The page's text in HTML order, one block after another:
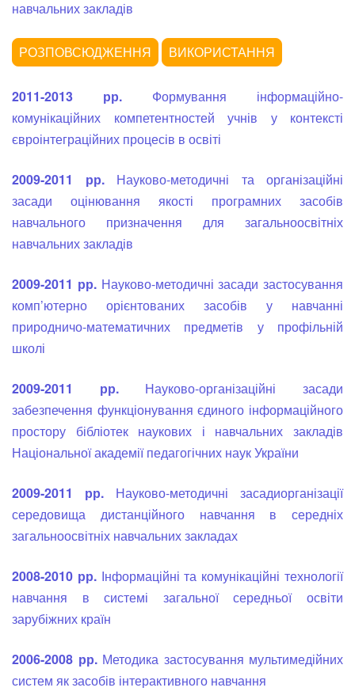
навчальних закладів
2011-2013 рр. Формування інформаційно-
комунікаційних компетентностей учнів у контексті
євроінтеграційних процесів в освіті
2009-2011 рр. Науково-методичні та організаційні
засади оцінювання якості програмних засобів
навчального призначення для загальноосвітніх
навчальних закладів
2009-2011 рр.Науково-методичні засади застосування
комп’ютерно орієнтованих засобів у навчанні
природничо-математичних предметів у профільній
школі
2009-2011 рр.Науково-організаційні засади
забезпечення функціонування єдиного інформаційного
простору бібліотек наукових і навчальних закладів
Національної академії педагогічних наук України
2009-2011 рр. Науково-методичні засадиорганізації
середовища дистанційного навчання в середніх
загальноосвітніх навчальних закладах
2008-2010 рр.Інформаційні та комунікаційні технології
навчання в системі загальної середньої освіти
зарубіжних країн
2006-2008 рр.Методика застосування мультимедій­них
систем як засобів інтерактив­ного навчання